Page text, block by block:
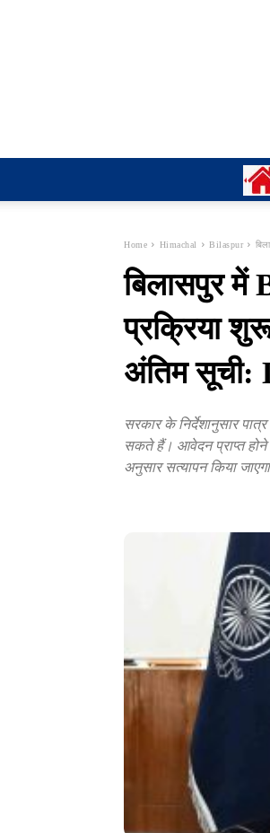
Home Himachal Bilaspur
बिलासपुर
प्रक्रिया
अंतिम सूची:
सरकार के निर्देशानुसार
सकते हैं। आवेदन प्राप्त होने
अनुसार सत्यापन किया जाएगा